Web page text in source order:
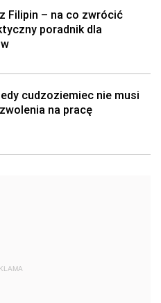
Filipin – na co zwrócić
poradnik dla
cudzoziemiec nie musi
na pracę